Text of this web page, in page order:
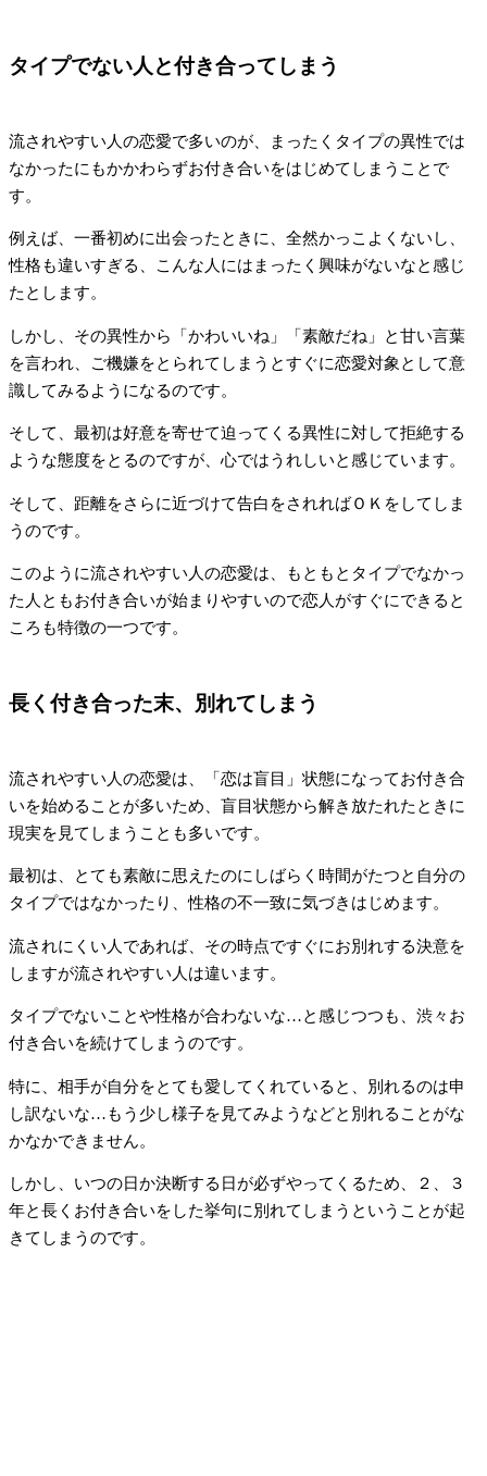
タイプでない人と付き合ってしまう
流されやすい人の恋愛で多いのが、まったくタイプの異性では
なかったにもかかわらずお付き合いをはじめてしまうことで
す。
例えば、一番初めに出会ったときに、全然かっこよくないし、
性格も違いすぎる、こんな人にはまったく興味がないなと感じ
たとします。
しかし、その異性から「かわいいね」「素敵だね」と甘い言葉
を言われ、ご機嫌をとられてしまうとすぐに恋愛対象として意
識してみるようになるのです。
そして、最初は好意を寄せて迫ってくる異性に対して拒絶する
ような態度をとるのですが、心ではうれしいと感じています。
そして、距離をさらに近づけて告白をされればＯＫをしてしま
うのです。
このように流されやすい人の恋愛は、もともとタイプでなかっ
た人ともお付き合いが始まりやすいので恋人がすぐにできると
ころも特徴の一つです。
長く付き合った末、別れてしまう
流されやすい人の恋愛は、「恋は盲目」状態になってお付き合
いを始めることが多いため、盲目状態から解き放たれたときに
現実を見てしまうことも多いです。
最初は、とても素敵に思えたのにしばらく時間がたつと自分の
タイプではなかったり、性格の不一致に気づきはじめます。
流されにくい人であれば、その時点ですぐにお別れする決意を
しますが流されやすい人は違います。
タイプでないことや性格が合わないな…と感じつつも、渋々お
付き合いを続けてしまうのです。
特に、相手が自分をとても愛してくれていると、別れるのは申
し訳ないな…もう少し様子を見てみようなどと別れることがな
かなかできません。
しかし、いつの日か決断する日が必ずやってくるため、２、３
年と長くお付き合いをした挙句に別れてしまうということが起
きてしまうのです。